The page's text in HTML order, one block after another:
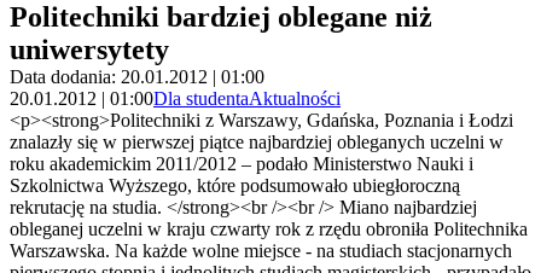
Politechniki bardziej oblegane niż
uniwersytety
Data dodania: 20.01.2012 | 01:00
20.01.2012 | 01:00Dla studentaAktualności
<p><strong>Politechniki z Warszawy, Gdańska, Poznania i Łodzi
znalazły się w pierwszej piątce najbardziej obleganych uczelni w
roku akademickim 2011/2012 – podało Ministerstwo Nauki i
Szkolnictwa Wyższego, które podsumowało ubiegłoroczną
rekrutację na studia. </strong><br /><br /> Miano najbardziej
obleganej uczelni w kraju czwarty rok z rzędu obroniła Politechnika
Warszawska. Na każde wolne miejsce - na studiach stacjonarnych